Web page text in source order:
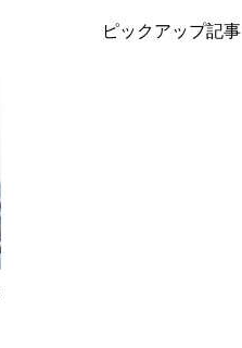
ピックアップ記事